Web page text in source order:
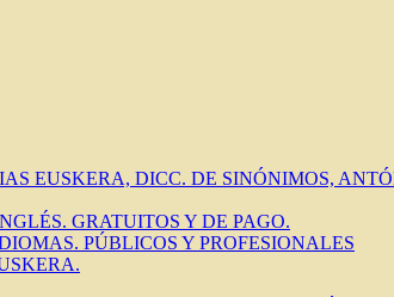
EUSKERA, DICC. DE SINÓNIMOS,
GRATUITOS Y DE PAGO.
PÚBLICOS Y PROFESIONALES